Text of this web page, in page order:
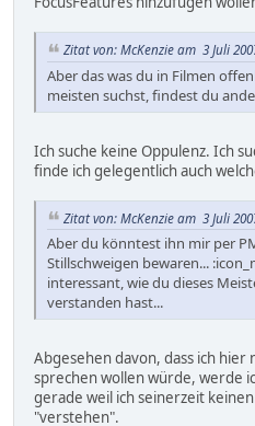
Zitat von: McKenzie am 3 Juli
Aber das was du in Filmen
meisten suchst, findest du
Ich suche keine Oppulenz. Ich
finde ich gelegentlich auch
Zitat von: McKenzie am 3 Juli
Aber du könntest ihn mir per
Stillschweigen bewaren...
interessant, wie du dieses
verstanden hast...
Abgesehen davon, dass ich
sprechen wollen würde, werde
gerade weil ich seinerzeit
"verstehen".